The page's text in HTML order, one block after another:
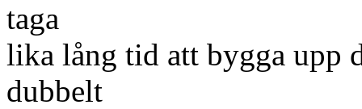
taga
lika lång tid att bygga upp
dubbelt